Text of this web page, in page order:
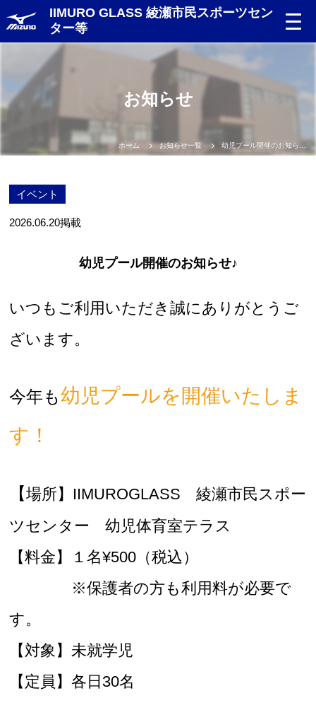
IIMURO GLASS 綾瀬市民スポーツセン
ター等
Language
日本語
English
綾瀬市公共施設予約システム
スクールマイページ
Webアクセシビリティについて
文字サイズ 標準
お知らせ
ホーム お知らせ一覧
イベント
2026.06.20掲載
幼児プール開催のお知らせ♪
いつもご利用いただき誠にありがとうご
ざいます。
今年も幼児プールを開催いたしま
す！
【場所】IIMUROGLASS 綾瀬市民スポー
ツセンター 幼児体育室テラス
【料金】１名¥500（税込）
※保護者の方も利用料が必要で
す。
【対象】未就学児
【定員】各日30名